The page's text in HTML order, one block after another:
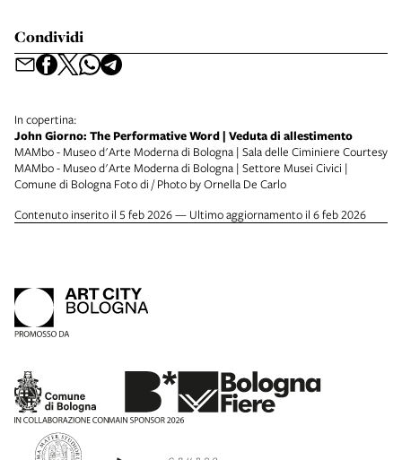
Condividi
In copertina:
John Giorno: The Performative Word | Veduta di allestimento
MAMbo - Museo d'Arte Moderna di Bologna | Sala delle Ciminiere Courtesy
MAMbo - Museo d'Arte Moderna di Bologna | Settore Musei Civici |
Comune di Bologna Foto di / Photo by Ornella De Carlo
Contenuto inserito il 5 feb 2026 — Ultimo aggiornamento il 6 feb 2026